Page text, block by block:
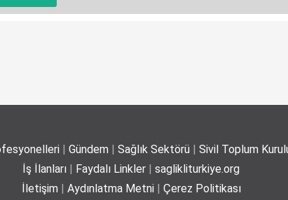
| Gündem | Sağlık Sektörü | Sivil Toplum
İş İlanları | Faydalı Linkler | saglikliturkiye.org
İletişim | Aydınlatma Metni| Çerez Politikası